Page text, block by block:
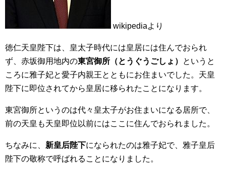
wikipediaより
徳仁天皇陛下は、皇太子時代には皇居には住んでおられ
ず、赤坂御用地内の東宮御所（とうぐうごしょ）
というと
ころに雅子妃と愛子内親王とともにお住まいでした。天皇
陛下に即位されてから皇居に移られたことになります。
東宮御所というのは代々皇太子がお住まいになる居所で、
前の天皇も天皇即位以前にはここに住んでおられました。
ちなみに、 新皇后陛下になられたのは雅子妃で、雅子皇后
陛下の敬称で呼ばれることになりました。